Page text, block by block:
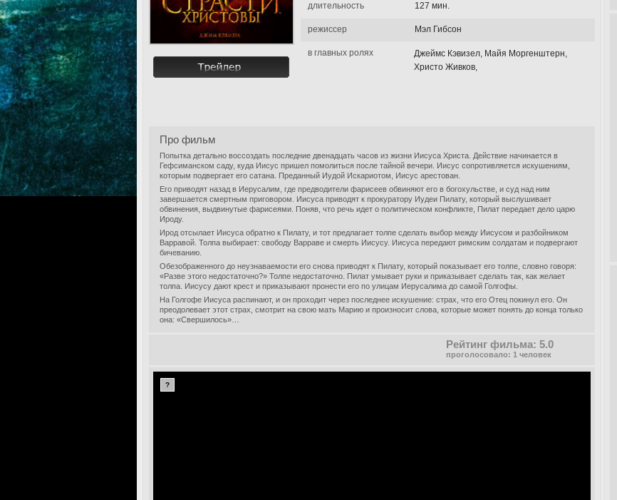
длительность 127 мин.
режиссер Мэл Гибсон
в главных ролях
Джеймс Кэвизел, Майя Моргенштерн,
Христо Живков,
Про фильм
Попытка детально воссоздать последние двенадцать часов из жизни Иисуса Христа. Действие начинается в
Гефсиманском саду, куда Иисус пришел помолиться после тайной вечери. Иисус сопротивляется искушениям,
которым подвергает его сатана. Преданный Иудой Искариотом, Иисус арестован.
Его приводят назад в Иерусалим, где предводители фарисеев обвиняют его в богохульстве, и суд над ним
завершается смертным приговором. Иисуса приводят к прокуратору Иудеи Пилату, который выслушивает
обвинения, выдвинутые фарисеями. Поняв, что речь идет о политическом конфликте, Пилат передает дело царю
Ироду.
Ирод отсылает Иисуса обратно к Пилату, и тот предлагает толпе сделать выбор между Иисусом и разбойником
Варравой. Толпа выбирает: свободу Варраве и смерть Иисусу. Иисуса передают римским солдатам и подвергают
бичеванию.
Обезображенного до неузнаваемости его снова приводят к Пилату, который показывает его толпе, словно говоря:
«Разве этого недостаточно?» Толпе недостаточно. Пилат умывает руки и приказывает сделать так, как желает
толпа. Иисусу дают крест и приказывают пронести его по улицам Иерусалима до самой Голгофы.
На Голгофе Иисуса распинают, и он проходит через последнее искушение: страх, что его Отец покинул его. Он
преодолевает этот страх, смотрит на свою мать Марию и произносит слова, которые может понять до конца только
она: «Свершилось»…
Рейтинг фильма: 5.0
проголосовало: 1 человек
?